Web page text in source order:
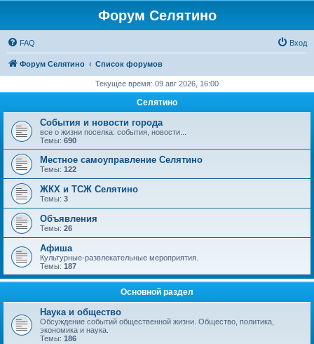
Форум Селятино
FAQ Вход
Форум Селятино Список форумов
Текущее время: 09 авг 2026, 16:00
Селятино
События и новости города
все о жизни поселка: события, новости...
Темы: 690
Местное самоуправление Селятино
Темы: 122
ЖКХ и ТСЖ Селятино
Темы: 3
Объявления
Темы: 26
Афиша
Культурные-развлекательные мероприятия.
Темы: 187
Основной раздел
Наука и общество
Обсуждение событий общественной жизни. Общество, политика,
экономика и наука.
Темы: 186